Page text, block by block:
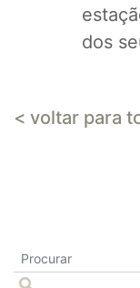
dos
< voltar para